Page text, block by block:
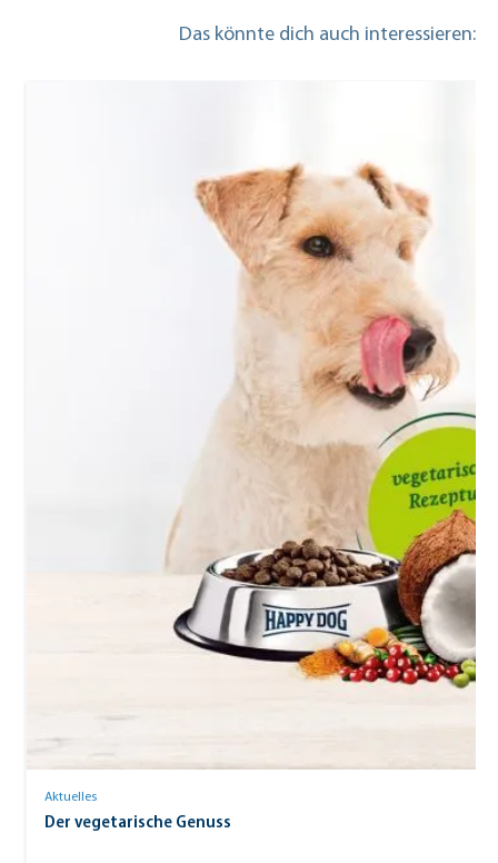
Das könnte dich auch interessieren:
Aktuelles
Der vegetarische Genuss